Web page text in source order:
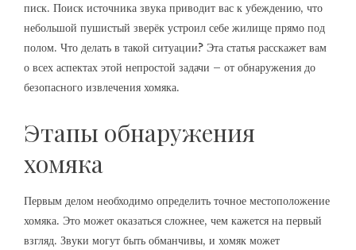
писк. Поиск источника звука приводит вас к убеждению, что
небольшой пушистый зверёк устроил себе жилище прямо под
полом. Что делать в такой ситуации? Эта статья расскажет вам
о всех аспектах этой непростой задачи – от обнаружения до
безопасного извлечения хомяка.
Этапы обнаружения
хомяка
Первым делом необходимо определить точное местоположение
хомяка. Это может оказаться сложнее, чем кажется на первый
взгляд. Звуки могут быть обманчивы, и хомяк может